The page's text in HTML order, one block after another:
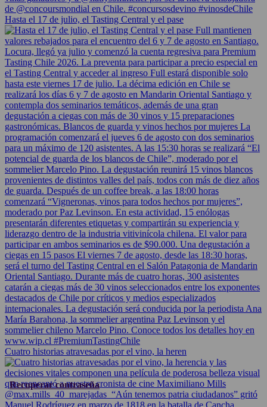
Hasta el 17 de julio, el Tasting Central y el pase
Cuatro historias atravesadas por el vino, la heren
Recuperar contraseña